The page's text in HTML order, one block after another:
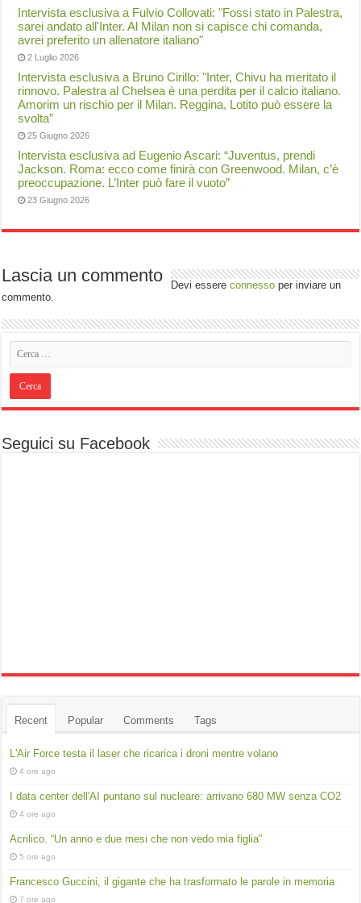
Intervista esclusiva a Fulvio Collovati: "Fossi stato in Palestra,
sarei andato all'Inter. Al Milan non si capisce chi comanda,
avrei preferito un allenatore italiano"
2 Luglio 2026
Intervista esclusiva a Bruno Cirillo: "Inter, Chivu ha meritato il
rinnovo. Palestra al Chelsea è una perdita per il calcio italiano.
Amorim un rischio per il Milan. Reggina, Lotito può essere la
svolta”
25 Giugno 2026
Intervista esclusiva ad Eugenio Ascari: “Juventus, prendi
Jackson. Roma: ecco come finirà con Greenwood. Milan, c’è
preoccupazione. L’Inter può fare il vuoto”
23 Giugno 2026
Lascia un commento Devi essereconnesso per inviare un
commento.
Seguici su Facebook
Recent Popular Comments Tags
L'Air Force testa il laser che ricarica i droni mentre volano
4 ore ago
I data center dell'AI puntano sul nucleare: arrivano 680 MW senza CO2
4 ore ago
Acrilico. “Un anno e due mesi che non vedo mia figlia”
5 ore ago
Francesco Guccini, il gigante che ha trasformato le parole in memoria
7 ore ago